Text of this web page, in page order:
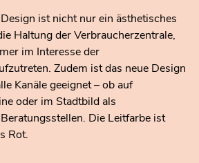
ist nicht nur ein ästhetisches
Haltung der Verbraucherzentrale,
im Interesse der
Zudem ist das neue Design
Kanäle geeignet – ob auf
oder im Stadtbild als
Die Leitfarbe ist
Rot.